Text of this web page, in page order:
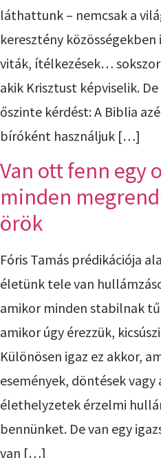
láthattunk – nemcsak a
keresztény
viták, ítélkezések…
akik Krisztust képviselik.
őszinte kérdést: A Biblia
bíróként használjuk […]
Van ott fenn egy
minden
örök
Fóris Tamás prédikációja
életünk tele van
amikor minden stabilnak
amikor úgy érezzük,
Különösen igaz ez akkor,
események, döntések vagy
élethelyzetek érzelmi
bennünket. De van egy
van […]